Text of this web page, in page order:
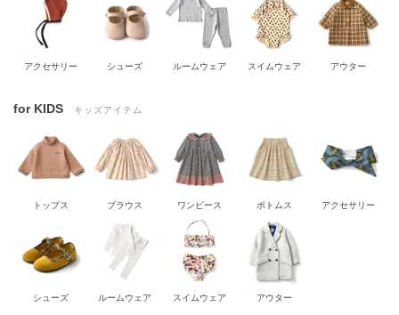
アクセサリー シューズ ルームウェア スイムウェア アウター
for KIDS キッズアイテム
トップス ブラウス ワンピース ボトムス アクセサリー
シューズ ルームウェア スイムウェア アウター